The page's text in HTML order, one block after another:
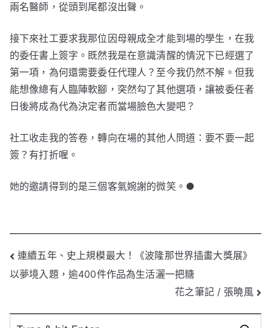
兩名醫師，從頭到尾都沒出聲。
接下來社工要求我那位因母親成全才能到場的學生，在我
的委任書上簽字。既然我是在意識清醒的情況下已經選了
第一項，為何還需要委任代理人？至今我仍然不解。但我
能想像總有人臨陣軟腳，突然勾了其他選項，讓被委任者
日後將成為代為決定者而當場臉色大變吧？
社工收走我的答卷，轉向在場的其他人問道：要不要一起
簽？有打折喔。
她的邀請得到的是三個客氣婉謝的微笑。●
文
章
導
連續五年、史上規模最大！《波隆那世界插畫大獎展》
以夢境入題，逾400件作品為生活灑一把糖
花之筆記 / 張曉風